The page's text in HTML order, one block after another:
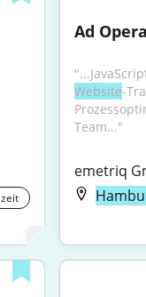
Ad
Website-
Team..."
emetriq